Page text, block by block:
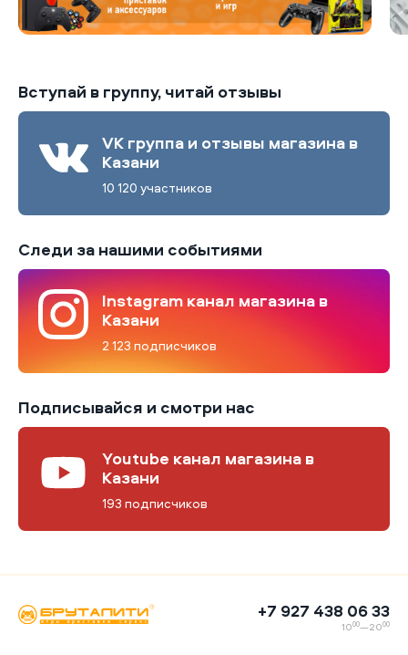
Вступай в группу, читай отзывы
VK группа и отзывы магазина в
Казани
10 120 участников
Следи за нашими событиями
Instagram канал магазина в
Казани
2 123 подписчиков
Подписывайся и смотри нас
Youtube канал магазина в
Казани
193 подписчиков
+7 927 438 06 33
1000—2000